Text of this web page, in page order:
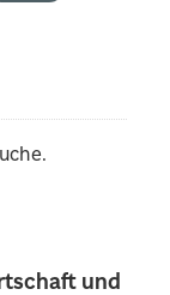
und